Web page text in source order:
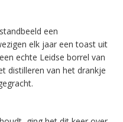
een
elk jaar een toast uit
echte Leidse borrel van
distilleren van het drankje